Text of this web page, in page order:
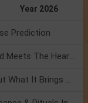
Year 2026
Prediction
Mercury Transit In Cancer: When The Mind Meets The Heart!
Mercury Transit In Cancer 2026: Check Out What It Brings For You